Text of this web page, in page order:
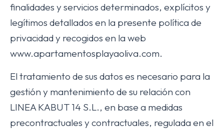
finalidades y servicios determinados, explícitos y
legítimos detallados en la presente política de
privacidad y recogidos en la web
www.apartamentosplayaoliva.com.
El tratamiento de sus datos es necesario para la
gestión y mantenimiento de su relación con
LINEA KABUT 14 S.L., en base a medidas
precontractuales y contractuales, regulada en el